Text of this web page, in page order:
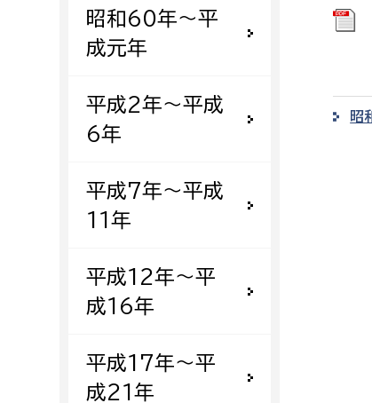
上下水道局
経営総務課
水道整備課
下水道整備課
浄水管理課
教育
教育
農業委員会事務局
農業委員会事務局
昭和60年〜平
成元年
平成2年〜平成
6年
平成7年〜平成
11年
平成12年〜平
成16年
平成17年〜平
成21年
昭